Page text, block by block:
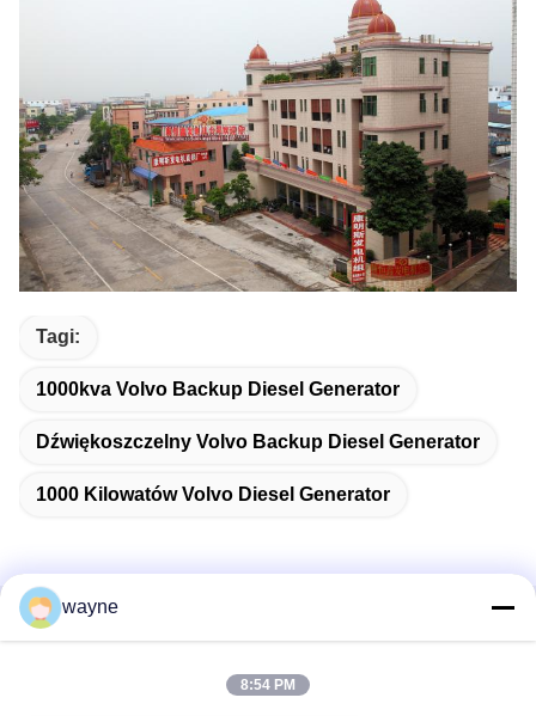
Tagi:
1000kva Volvo Backup Diesel Generator
Dźwiękoszczelny Volvo Backup Diesel Generator
1000 Kilowatów Volvo Diesel Generator
Szybki kontakt
wayne
8:54 PM